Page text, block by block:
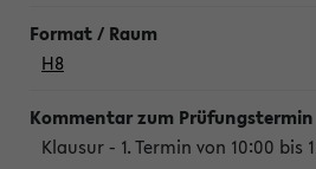
H8
Klausur - 1. Termin von 10:00 bis